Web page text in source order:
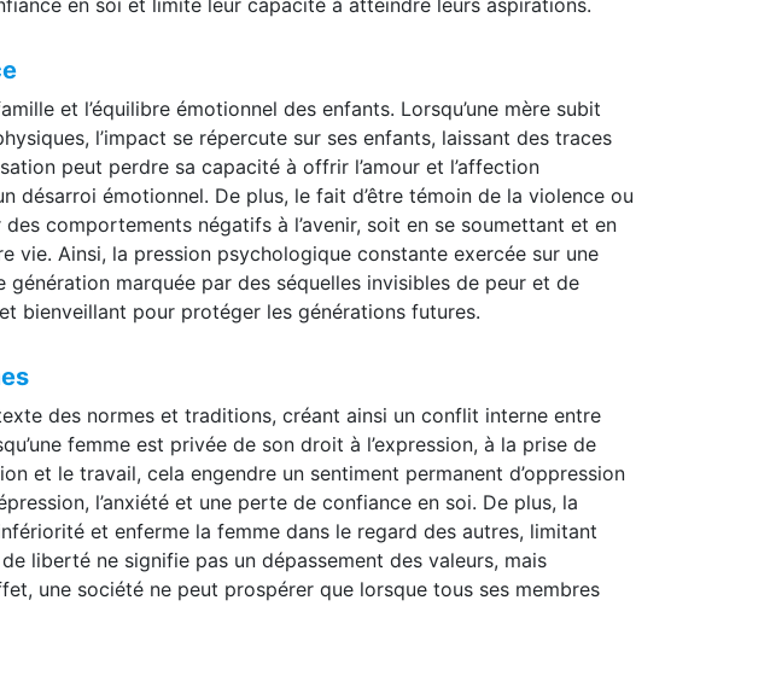
en soi et limite leur capacité à atteindre leurs aspirations.
et l’équilibre émotionnel des enfants. Lorsqu’une mère subit
l’impact se répercute sur ses enfants, laissant des traces
peut perdre sa capacité à offrir l’amour et l’affection
désarroi émotionnel. De plus, le fait d’être témoin de la violence ou
comportements négatifs à l’avenir, soit en se soumettant et en
Ainsi, la pression psychologique constante exercée sur une
marquée par des séquelles invisibles de peur et de
bienveillant pour protéger les générations futures.
des normes et traditions, créant ainsi un conflit interne entre
femme est privée de son droit à l’expression, à la prise de
et le travail, cela engendre un sentiment permanent d’oppression
l’anxiété et une perte de confiance en soi. De plus, la
et enferme la femme dans le regard des autres, limitant
liberté ne signifie pas un dépassement des valeurs, mais
une société ne peut prospérer que lorsque tous ses membres